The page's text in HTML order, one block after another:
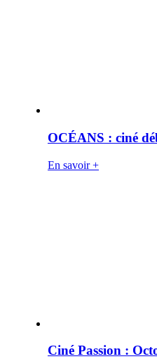
OCÉANS : ciné
En savoir +
Ciné Passion :